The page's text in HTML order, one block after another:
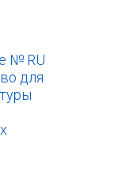
№ RU
для